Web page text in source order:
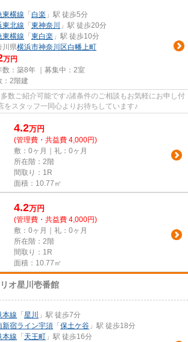
東横線 「 白楽 」駅 徒歩5分
東北線 「 東神奈川
」駅 徒歩20分
東横線 「 東白楽 」駅 徒歩10分
川県横浜市神奈川区白幡上町
万円
数：築8年 ｜募集中： 2室
：2階建
数ご紹介可能です♪諸条件のご相談もお気軽にお申し付
をスタッフ一同心よりお待ちしています♪
4.2万円
(管理費・共益費 4,000円)
敷：0ヶ月｜礼：0ヶ月
所在階：2階
間取り：1R
面積：10.77㎡
4.2万円
(管理費・共益費 4,000円)
敷：0ヶ月｜礼：0ヶ月
所在階：2階
間取り：1R
面積：10.77㎡
オ星川壱番館
本線 「 星川
」駅 徒歩7分
新宿ライン宇須 「 保土ケ谷 」駅 徒歩18分
本線 「 天王町 」駅 徒歩16分